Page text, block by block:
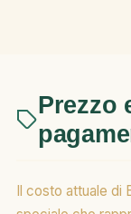
Prezzo
Il costo attuale di